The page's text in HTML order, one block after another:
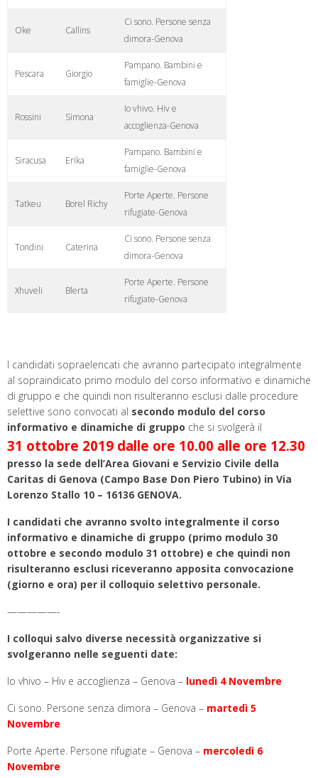
Oke Callins
Ci sono. Persone senza
dimora-Genova
Pescara Giorgio
Pampano. Bambini e
famiglie-Genova
Rossini Simona
Io vhivo. Hiv e
accoglienza-Genova
Siracusa Erika
Pampano. Bambini e
famiglie-Genova
Tatkeu Borel Richy
Porte Aperte. Persone
rifugiate-Genova
Tondini Caterina
Ci sono. Persone senza
dimora-Genova
Xhuveli Blerta
Porte Aperte. Persone
rifugiate-Genova
I candidati sopraelencati che avranno partecipato integralmente
al sopraindicato primo modulo del corso informativo e dinamiche
di gruppo e che quindi non risulteranno esclusi dalle procedure
selettive sono convocati al secondo modulo del corso
informativo e dinamiche di gruppo che si svolgerà il
31 ottobre 2019 dalle ore 10.00 alle ore 12.30
presso la sede dell’Area Giovani e Servizio Civile della
Caritas di Genova (Campo Base Don Piero Tubino) in Via
Lorenzo Stallo 10 – 16136 GENOVA.
I candidati che avranno svolto integralmente il corso
informativo e dinamiche di gruppo (primo modulo 30
ottobre e secondo modulo 31 ottobre) e che quindi non
risulteranno esclusi riceveranno apposita convocazione
(giorno e ora) per il colloquio selettivo personale.
—————-
I colloqui salvo diverse necessità organizzative si
svolgeranno nelle seguenti date:
Io vhivo – Hiv e accoglienza – Genova – lunedì 4 Novembre
Ci sono. Persone senza dimora – Genova – martedì 5
Novembre
Porte Aperte. Persone rifugiate – Genova – mercoledì 6
Novembre